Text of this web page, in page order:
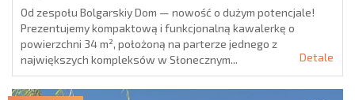
Od zespołu Bolgarskiy Dom — nowość o dużym potencjale!
Prezentujemy kompaktową i funkcjonalną kawalerkę o
powierzchni 34 m², położoną na parterze jednego z
największych kompleksów w Słonecznym...
Detale